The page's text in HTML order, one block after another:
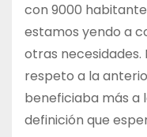
con 9000
estamos yendo a
otras necesidades.
respeto a la
beneficiaba más a
definición que